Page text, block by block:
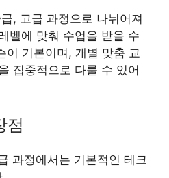
, 고급 과정으로 나뉘어져
벨에 맞춰 수업을 받을 수
이 기본이며, 개별 맞춤 교
집중적으로 다룰 수 있어
점
과정에서는 기본적인 테크